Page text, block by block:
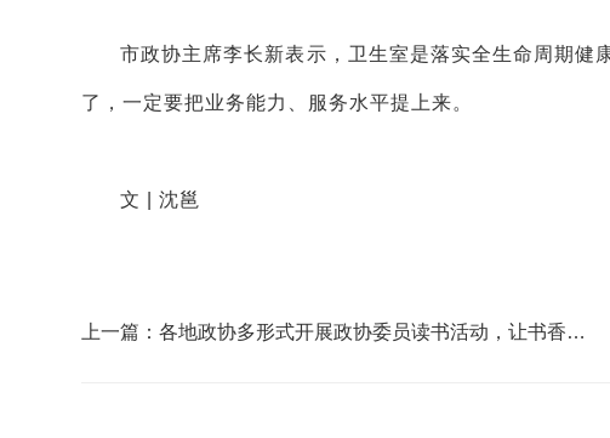
市政协主席李长新表示，卫生室是落实全生命周期
了，‌‌一定要把业务能力、服务水平提上来。
文 | 沈邕
上一篇：各地政协多形式开展政协委员读书活动，让书香成